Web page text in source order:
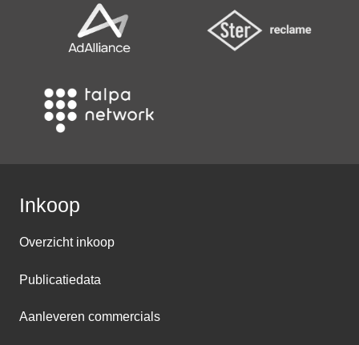
Inkoop
Overzicht inkoop
Publicatiedata
Aanleveren commercials